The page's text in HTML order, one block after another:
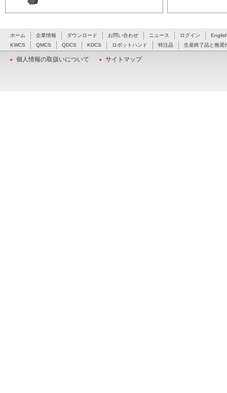
ホーム 企業情報 ダウンロード お問い合わせ ニュース ログイン
KWCS
QMCS QDCS KDCS ロボットハンド 特注品 生産終了品と推奨
個人情報の取扱いについて サイトマップ